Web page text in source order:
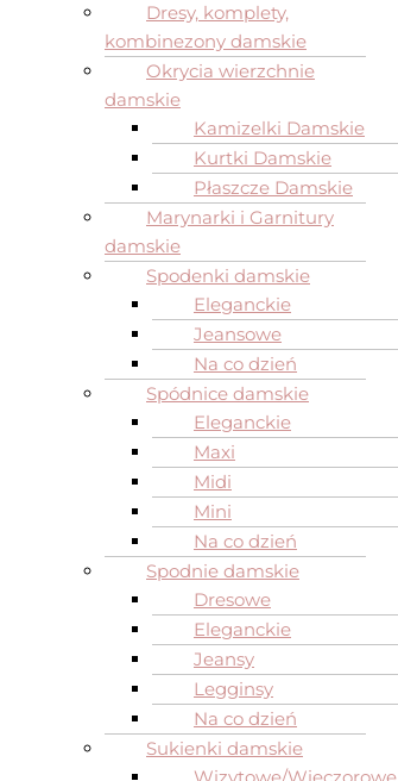
Dresy, komplety,
kombinezony damskie
Okrycia wierzchnie
damskie
Kamizelki Damskie
Kurtki Damskie
Płaszcze Damskie
Marynarki i Garnitury
damskie
Spodenki damskie
Eleganckie
Jeansowe
Na co dzień
Spódnice damskie
Eleganckie
Maxi
Midi
Mini
Na co dzień
Spodnie damskie
Dresowe
Eleganckie
Jeansy
Legginsy
Na co dzień
Sukienki damskie